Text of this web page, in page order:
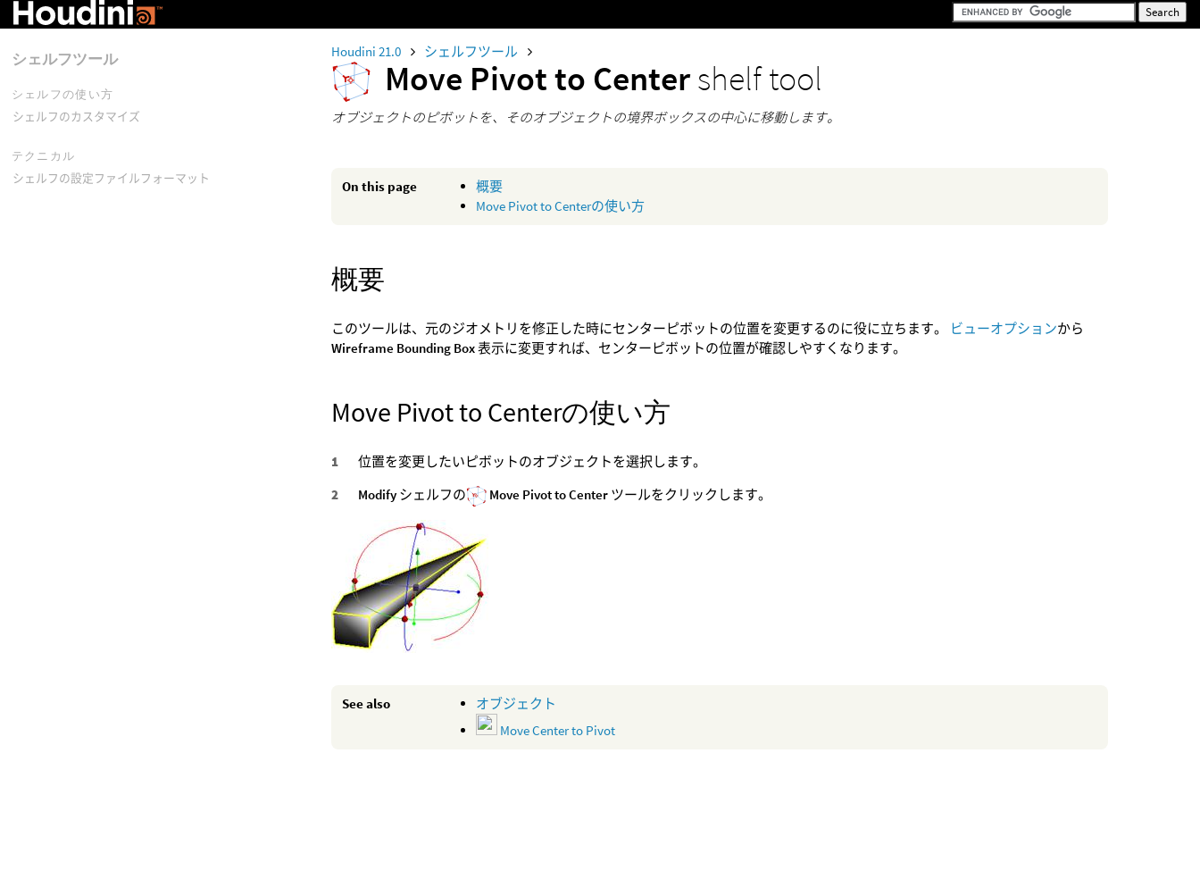
Houdini 21.0 シェルフツール
Move Pivot to Centershelf tool
オブジェクトのピボットを、そのオブジェクトの境界ボックスの中心に移動します。
On this page
概要
Move Pivot to Centerの使い方
概要
このツールは、元のジオメトリを修正した時にセンターピボットの位置を変更するのに役に立ちます。 ビューオプションから
Wireframe Bounding Box表示に変更すれば、センターピボットの位置が確認しやすくなります。
Move Pivot to Centerの使い方
位置を変更したいピボットのオブジェクトを選択します。
Modify シェルフの Move Pivot to Centerツールをクリックします。
See also
オブジェクト
Move Center to Pivot
シェルフツール
シェルフの使い方
シェルフのカスタマイズ
テクニカル
シェルフの設定ファイルフォーマット